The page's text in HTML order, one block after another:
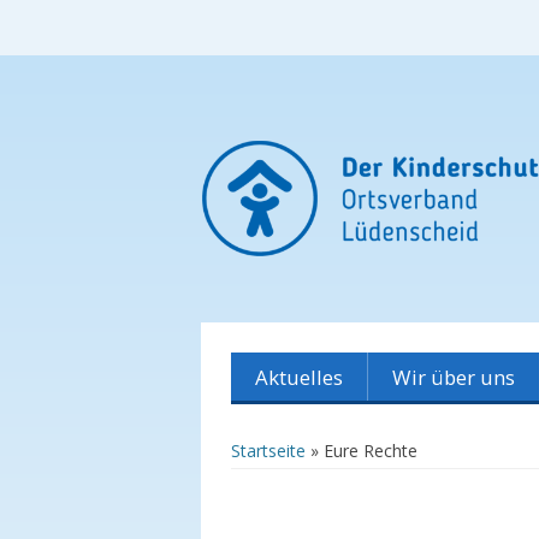
DKSB –
Aktuelles Wir über uns
Startseite » Eure Rechte